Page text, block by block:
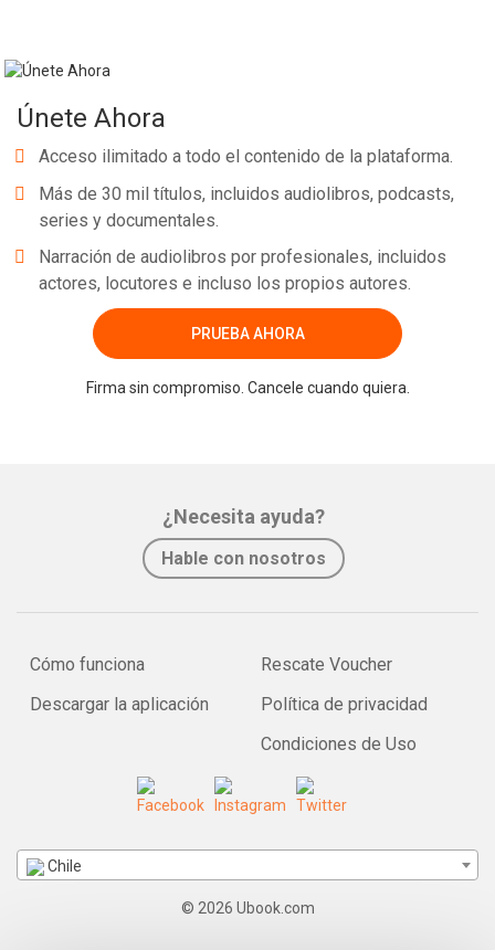
Únete Ahora
Acceso ilimitado a todo el contenido de la plataforma.
Más de 30 mil títulos, incluidos audiolibros, podcasts,
series y documentales.
Narración de audiolibros por profesionales, incluidos
actores, locutores e incluso los propios autores.
PRUEBA AHORA
Firma sin compromiso. Cancele cuando quiera.
¿Necesita ayuda?
Hable con nosotros
Cómo funciona
Descargar la aplicación
Rescate Voucher
Política de privacidad
Condiciones de Uso
Chile
© 2026 Ubook.com